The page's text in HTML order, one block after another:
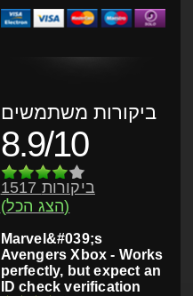
ביקורות משתמשים
8.9/10
1517 ביקורות
(הצג הכל)
Marvel&#039;s
Avengers Xbox - Works
perfectly, but expect an
ID check verification